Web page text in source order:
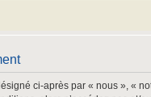
ci-après par « nous », «